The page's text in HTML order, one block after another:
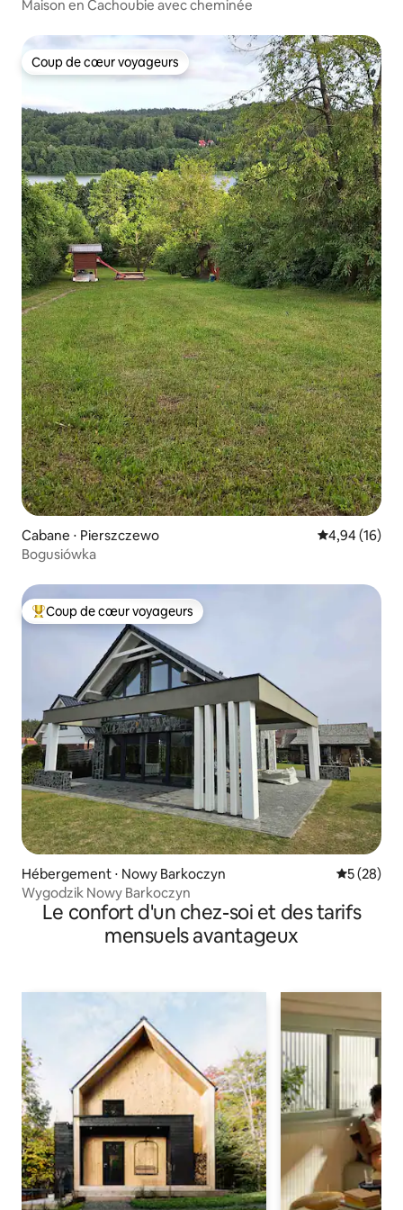
Maison en Cachoubie avec cheminée
Coup de cœur voyageurs
Coup de cœur voyageurs
Cabane ⋅ Pierszczewo Évaluation
4,94 (16)
Bogusiówka
Coups de cœur voyageurs les plus appréciés
Coup de cœur voyageurs
Hébergement ⋅ Nowy Barkoczyn
5 (28)
Wygodzik Nowy Barkoczyn
Le confort d'un chez-soi et des tarifs
mensuels avantageux